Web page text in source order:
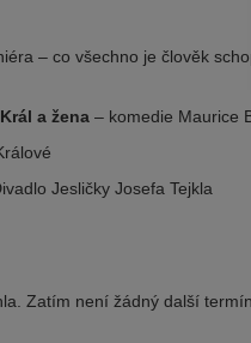
– co všechno je člověk
Král a žena – komedie Maurice
Jesličky Josefa Tejkla
Zatím není žádný další termín.